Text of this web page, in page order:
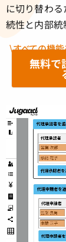
に切り替わ
続性と内部統
\すべての機
無料で